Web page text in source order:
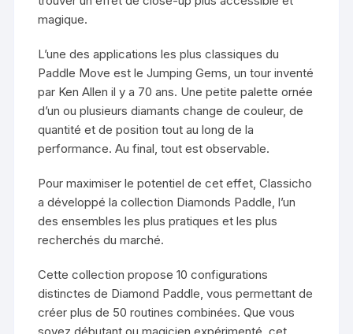
magique.
L’une des applications les plus classiques du
Paddle Move est le Jumping Gems, un tour inventé
par Ken Allen il y a 70 ans. Une petite palette ornée
d’un ou plusieurs diamants change de couleur, de
quantité et de position tout au long de la
performance. Au final, tout est observable.
Pour maximiser le potentiel de cet effet, Classicho
a développé la collection Diamonds Paddle, l’un
des ensembles les plus pratiques et les plus
recherchés du marché.
Cette collection propose 10 configurations
distinctes de Diamond Paddle, vous permettant de
créer plus de 50 routines combinées. Que vous